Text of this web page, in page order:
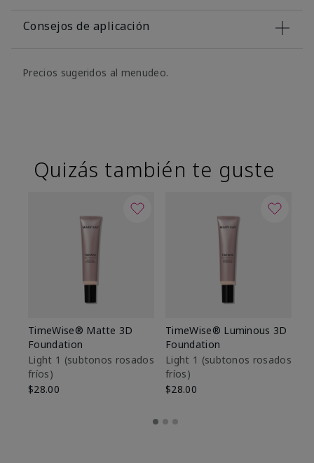
Consejos de aplicación
Precios sugeridos al menudeo.
Quizás también te guste
TimeWise® Matte 3D
Foundation
Light 1​ (subtonos rosados
fríos)
$28.00
TimeWise® Luminous 3D
Foundation
Light 1​ (subtonos rosados
fríos)
$28.00